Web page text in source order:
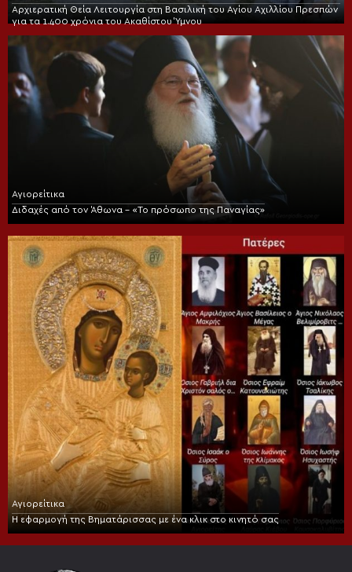
Αρχιερατική Θεία Λειτουργία στη Βασιλική του Αγίου Αχιλλίου Πρεσπών
για τα 1.400 χρόνια του Ακαθίστου Ύμνου
Αγιορείτικα
Διδαχές από τον Άθωνα – «Το πρόσωπο της Παναγίας»
Αγιορείτικα
Η εφαρμογή της Βηματάρισσας με ένα κλικ στο κινητό σας